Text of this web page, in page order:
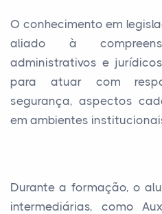
O conhecimento em
aliado à
administrativos e
para atuar com
segurança, aspectos
em ambientes
Durante a formação, o
intermediárias, como